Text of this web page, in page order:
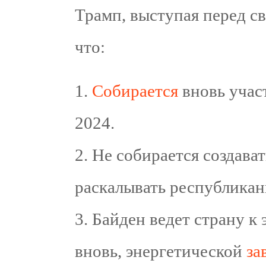
Трамп, выступая перед
что:
1. Собирается вновь
2024.
2. Не собирается
раскалывать
3. Байден ведет страну к
вновь, энергетической